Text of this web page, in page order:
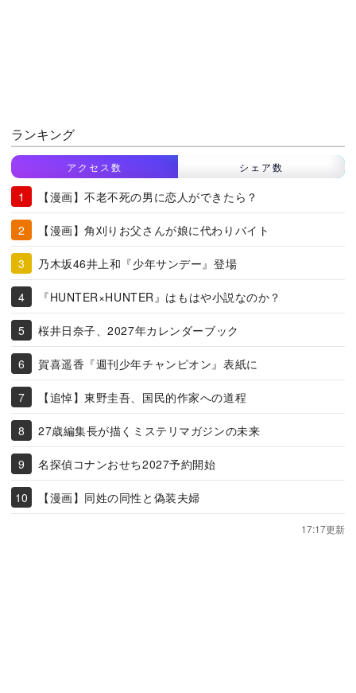
ランキング
アクセス数 シェア数
【漫画】不老不死の男に恋人ができたら？
【漫画】角刈りお父さんが娘に代わりバイト
乃木坂46井上和『少年サンデー』登場
『HUNTER×HUNTER』はもはや小説なのか？
桜井日奈子、2027年カレンダーブック
賀喜遥香『週刊少年チャンピオン』表紙に
【追悼】東野圭吾、国民的作家への道程
27歳編集長が描くミステリマガジンの未来
名探偵コナンおせち2027予約開始
【漫画】同姓の同性と偽装夫婦
17:17更新